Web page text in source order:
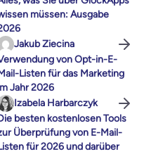
müssen: Ausgabe
Jakub Ziecina
von Opt-in-E-
Listen für das Marketing
Jahr 2026
Izabela Harbarczyk
besten kostenlosen Tools
Überprüfung von E-Mail-
für 2026 und darüber